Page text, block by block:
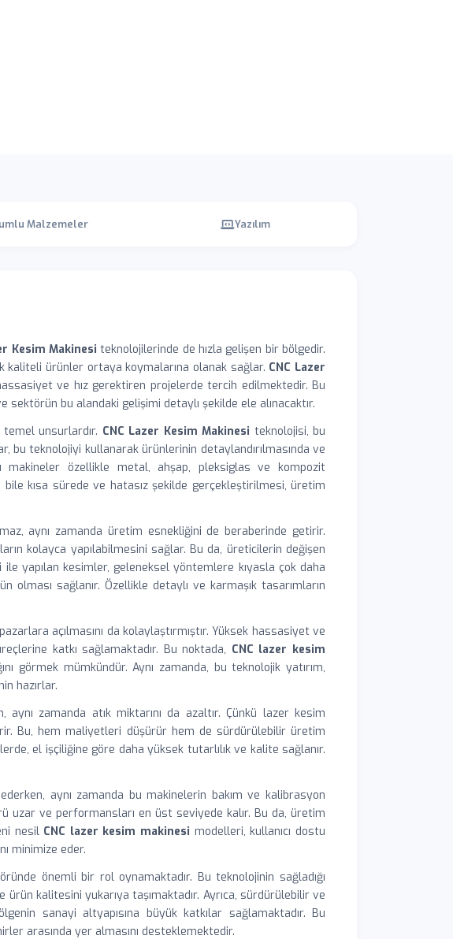
Malzemeler Yazılım
Kesim Makinesi teknolojilerinde de hızla gelişen bir bölgedir.
ürünler ortaya koymalarına olanak sağlar. CNC Lazer
ve hız gerektiren projelerde tercih edilmektedir. Bu
sektörün bu alandaki gelişimi detaylı şekilde ele alınacaktır.
unsurlardır. CNC Lazer Kesim Makinesi teknolojisi, bu
teknolojiyi kullanarak ürünlerinin detaylandırılmasında ve
özellikle metal, ahşap, pleksiglas ve kompozit
kısa sürede ve hatasız şekilde gerçekleştirilmesi, üretim
aynı zamanda üretim esnekliğini de beraberinde getirir.
kolayca yapılabilmesini sağlar. Bu da, üreticilerin değişen
ile yapılan kesimler, geleneksel yöntemlere kıyasla çok daha
sağlanır. Özellikle detaylı ve karmaşık tasarımların
açılmasını da kolaylaştırmıştır. Yüksek hassasiyet ve
katkı sağlamaktadır. Bu noktada, CNC lazer kesim
görmek mümkündür. Aynı zamanda, bu teknolojik yatırım,
hazırlar.
aynı zamanda atık miktarını da azaltır. Çünkü lazer kesim
Bu, hem maliyetleri düşürür hem de sürdürülebilir üretim
el işçiliğine göre daha yüksek tutarlılık ve kalite sağlanır.
aynı zamanda bu makinelerin bakım ve kalibrasyon
uzar ve performansları en üst seviyede kalır. Bu da, üretim
nesil CNC lazer kesim makinesi modelleri, kullanıcı dostu
minimize eder.
önemli bir rol oynamaktadır. Bu teknolojinin sağladığı
kalitesini yukarıya taşımaktadır. Ayrıca, sürdürülebilir ve
sanayi altyapısına büyük katkılar sağlamaktadır. Bu
arasında yer almasını desteklemektedir.